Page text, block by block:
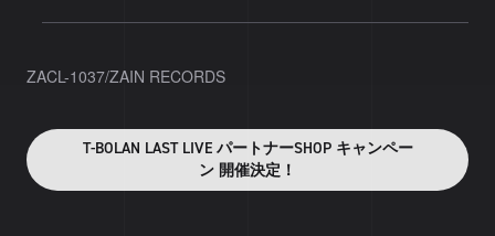
ZACL-1037/ZAIN RECORDS
T-BOLAN LAST LIVE パートナーSHOP キャンペー
ン 開催決定！